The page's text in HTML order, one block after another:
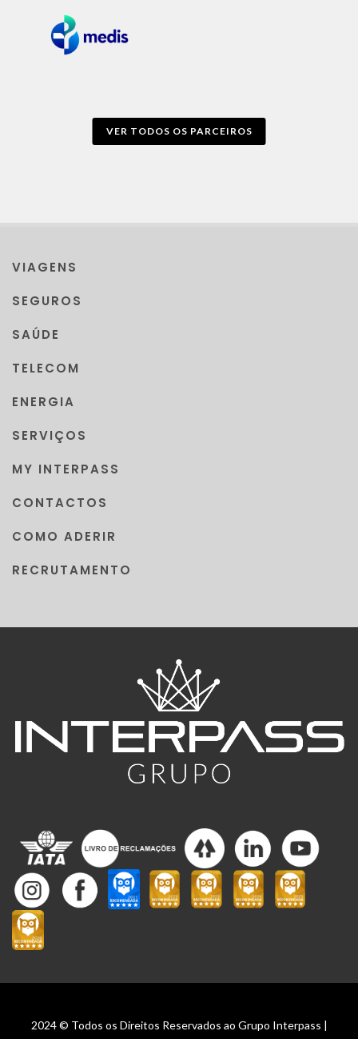
VER TODOS OS PARCEIROS
VIAGENS
SEGUROS
SAÚDE
TELECOM
ENERGIA
SERVIÇOS
MY INTERPASS
CONTACTOS
COMO ADERIR
RECRUTAMENTO
2024 © Todos os Direitos Reservados ao Grupo Interpass |